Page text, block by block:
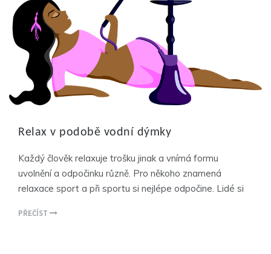
Relax v podobě vodní dýmky
Každý člověk relaxuje trošku jinak a vnímá formu
uvolnění a odpočinku různě. Pro někoho znamená
relaxace sport a při sportu si nejlépe odpočine. Lidé si
PŘEČÍST